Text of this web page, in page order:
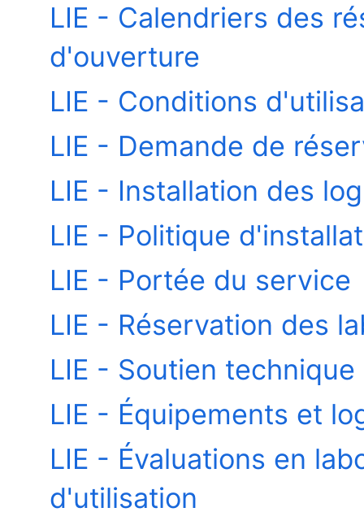
LIE - Calendriers des
d'ouverture
LIE - Conditions
LIE - Demande de
LIE - Installation des
LIE - Politique
LIE - Portée du service
LIE - Réservation des
LIE - Soutien technique
LIE - Équipements et
LIE - Évaluations en
d'utilisation